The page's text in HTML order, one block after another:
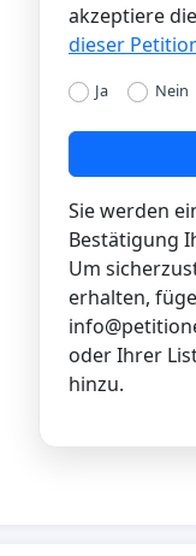
akzeptiere die
dieser
Ja Nein
Sie werden
Bestätigung
Um
erhalten,
oder Ihrer
hinzu.